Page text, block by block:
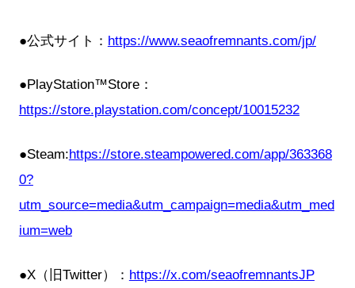
●公式サイト： https://www.seaofremnants.com/jp/
●PlayStation™Store：
https://store.playstation.com/concept/10015232
●Steam:https://store.steampowered.com/app/363368
0?
utm_source=media&utm_campaign=media&utm_med
ium=web
●X（旧Twitter）： https://x.com/seaofremnantsJP